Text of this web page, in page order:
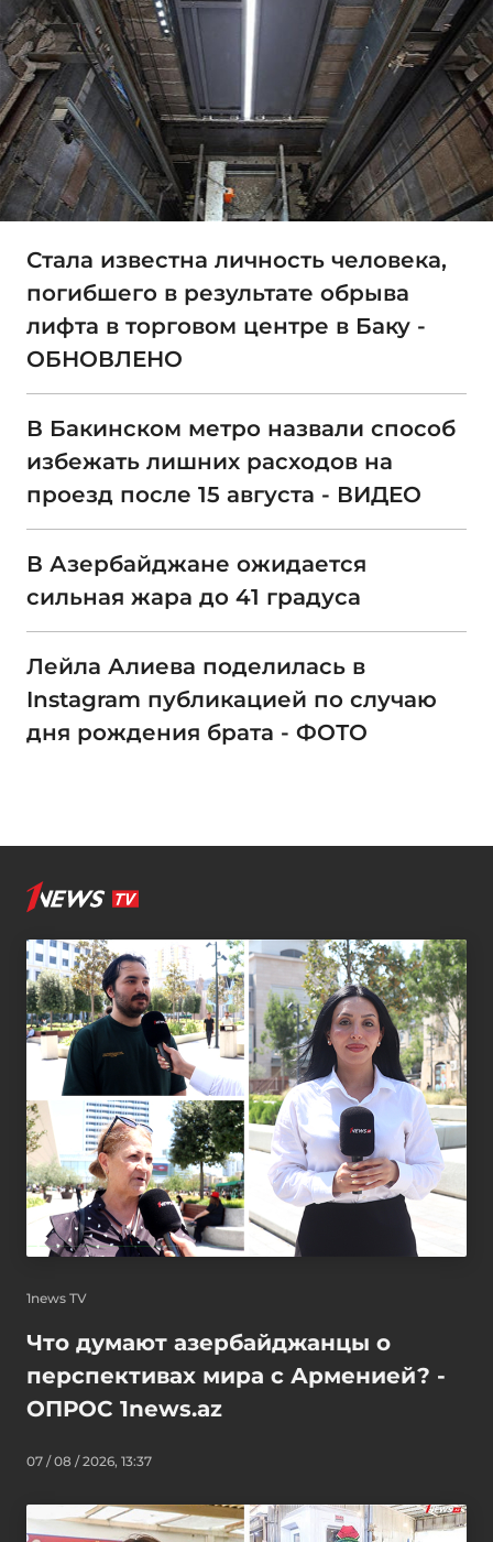
Стала известна личность человека,
погибшего в результате обрыва
лифта в торговом центре в Баку -
ОБНОВЛЕНО
В Бакинском метро назвали способ
избежать лишних расходов на
проезд после 15 августа - ВИДЕО
В Азербайджане ожидается
сильная жара до 41 градуса
Лейла Алиева поделилась в
Instagram публикацией по случаю
дня рождения брата - ФОТО
1news TV
Что думают азербайджанцы о
перспективах мира с Арменией? -
ОПРОС 1news.az
07 / 08 / 2026, 13:37